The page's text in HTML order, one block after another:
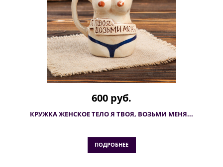
600 руб.
КРУЖКА ЖЕНСКОЕ ТЕЛО Я ТВОЯ, ВОЗЬМИ МЕНЯ...
ПОДРОБНЕЕ